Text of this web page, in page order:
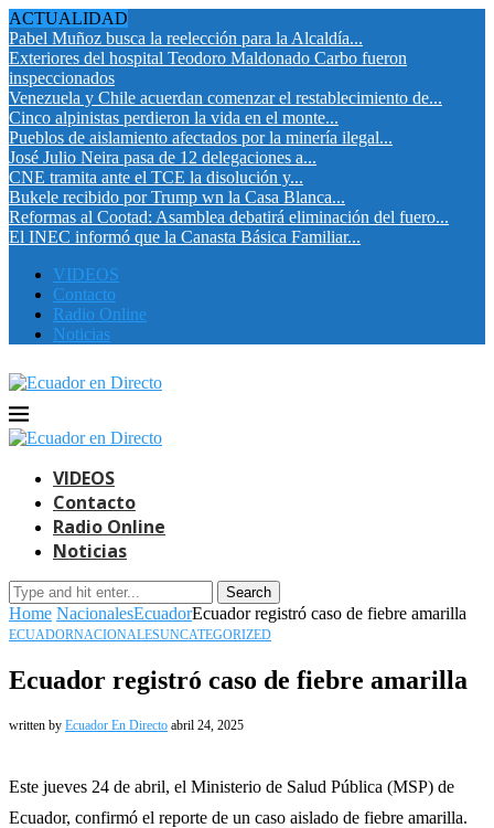
ACTUALIDAD
Pabel Muñoz busca la reelección para la Alcaldía...
Exteriores del hospital Teodoro Maldonado Carbo fueron
inspeccionados
Venezuela y Chile acuerdan comenzar el restablecimiento de...
Cinco alpinistas perdieron la vida en el monte...
Pueblos de aislamiento afectados por la minería ilegal...
José Julio Neira pasa de 12 delegaciones a...
CNE tramita ante el TCE la disolución y...
Bukele recibido por Trump wn la Casa Blanca...
Reformas al Cootad: Asamblea debatirá eliminación del fuero...
El INEC informó que la Canasta Básica Familiar...
VIDEOS
Contacto
Radio Online
Noticias
VIDEOS
Contacto
Radio Online
Noticias
Search
Home NacionalesEcuadorEcuador registró caso de fiebre amarilla
ECUADORNACIONALESUNCATEGORIZED
Ecuador registró caso de fiebre amarilla
written by Ecuador En Directo abril 24, 2025
Este jueves 24 de abril, el Ministerio de Salud Pública (MSP) de
Ecuador, confirmó el reporte de un caso aislado de fiebre amarilla.